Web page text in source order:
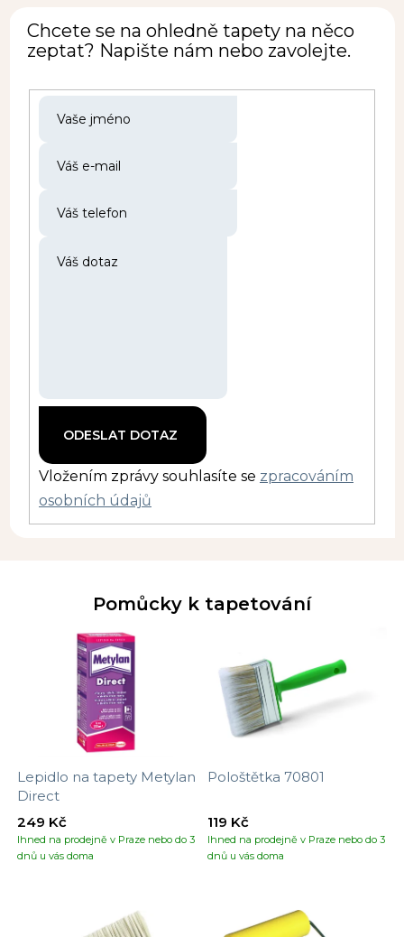
Chcete se na ohledně tapety na něco
zeptat? Napište nám nebo zavolejte.
Vložením zprávy souhlasíte se zpracováním
osobních údajů
Pomůcky k tapetování
Lepidlo na tapety Metylan
Direct
Ihned na prodejně v Praze nebo do 3
dnů u vás doma
249 Kč
Pološtětka 70801
Ihned na prodejně v Praze nebo do 3
dnů u vás doma
119 Kč